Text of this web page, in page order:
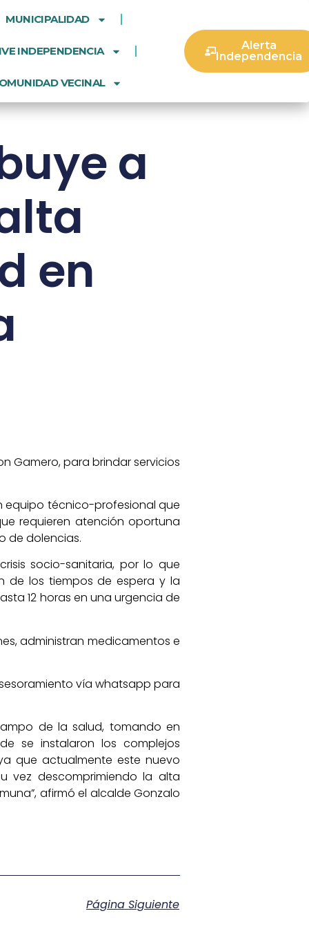
MUNICIPALIDAD
INDEPENDENCIA
VECINAL
Alerta
Independencia
a
en
Gamero, para brindar servicios
equipo técnico-profesional que
requieren atención oportuna
de dolencias.
socio-sanitaria, por lo que
de los tiempos de espera y la
12 horas en una urgencia de
administran medicamentos e
vía whatsapp para
de la salud, tomando en
se instalaron los complejos
que actualmente este nuevo
vez descomprimiendo la alta
afirmó el alcalde Gonzalo
Página Siguiente